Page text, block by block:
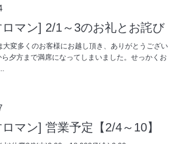
マン] 2/1～3のお礼とお詫び
変多くのお客様にお越し頂き、ありがとうござい
夕方まで満席になってしまいました。せっかくお
マン] 営業予定【2/4～10】